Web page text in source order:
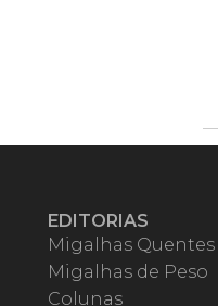
EDITORIAS
Migalhas Quentes
Migalhas de Peso
Colunas